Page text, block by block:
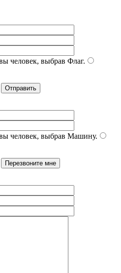
человек, выбрав Флаг.
человек, выбрав Машину.